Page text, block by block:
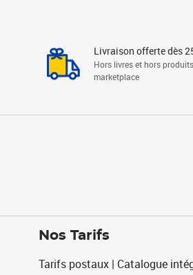
Livraison offerte dès
Hors livres et hors produits
marketplace
Nos Tarifs
Tarifs postaux | Catalogue